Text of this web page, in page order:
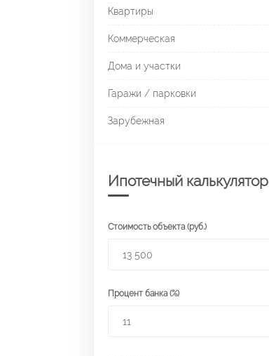
Квартиры
Коммерческая
Дома и участки
Гаражи / парковки
Зарубежная
Ипотечный калькулятор
Стоимость объекта (руб.)
Процент банка (%)